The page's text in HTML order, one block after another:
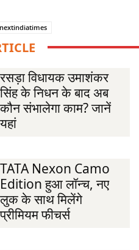
nextindiatimes
रसड़ा विधायक उमाशंकर
सिंह के निधन के बाद अब
कौन संभालेगा काम? जानें
यहां
TATA Nexon Camo
Edition हुआ लॉन्च, नए
लुक के साथ मिलेंगे
प्रीमियम फीचर्स